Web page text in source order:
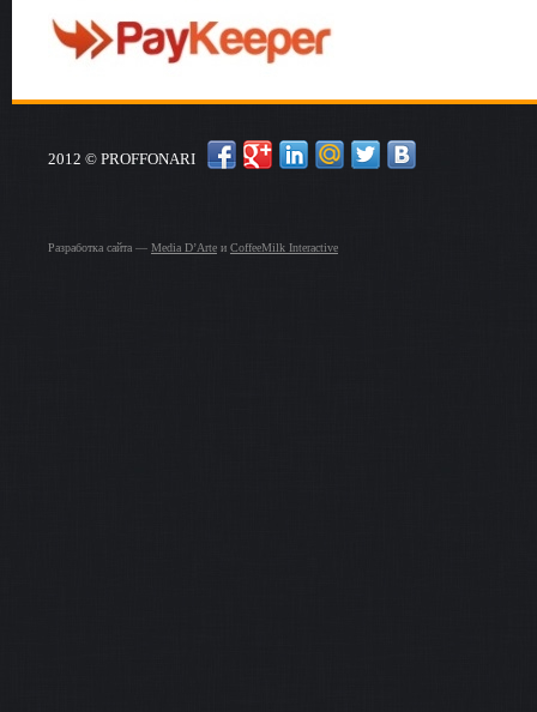
2012 © PROFFONARI
Разработка сайта — Media D’Arte и CoffeeMilk Interactive